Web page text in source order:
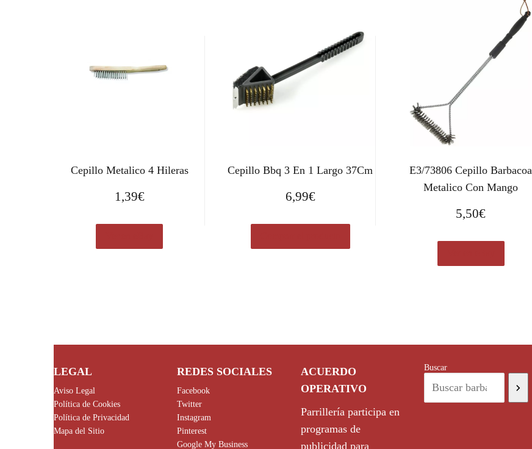
Cepillo Metalico 4 Hileras
1,39€
Cepillo Bbq 3 En 1 Largo 37Cm
6,99€
E3/73806 Cepillo Barbacoa
Metalico Con Mango
5,50€
LEGAL
Aviso Legal
Política de Cookies
Política de Privacidad
Mapa del Sitio
REDES SOCIALES
Facebook
Twitter
Instagram
Pinterest
Google My Business
ACUERDO
OPERATIVO
Parrillería participa en
programas de
publicidad para
Buscar